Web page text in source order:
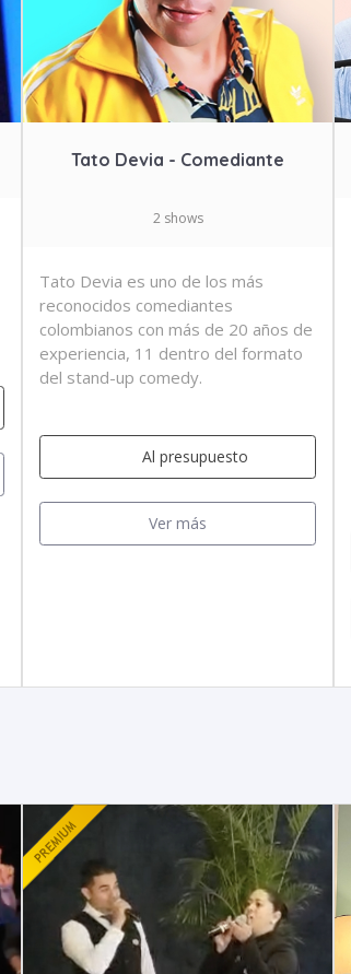
Tato Devia - Comediante
2 shows
Tato Devia es uno de los más
reconocidos comediantes
colombianos con más de 20 años de
experiencia, 11 dentro del formato
del stand-up comedy.
Al presupuesto
Ver más